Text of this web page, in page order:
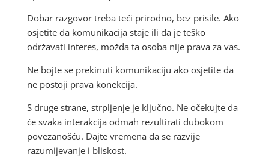
Dobar razgovor treba teći prirodno, bez prisile. Ako
osjetite da komunikacija staje ili da je teško
održavati interes, možda ta osoba nije prava za vas.
Ne bojte se prekinuti komunikaciju ako osjetite da
ne postoji prava konekcija.
S druge strane, strpljenje je ključno. Ne očekujte da
će svaka interakcija odmah rezultirati dubokom
povezanošću. Dajte vremena da se razvije
razumijevanje i bliskost.